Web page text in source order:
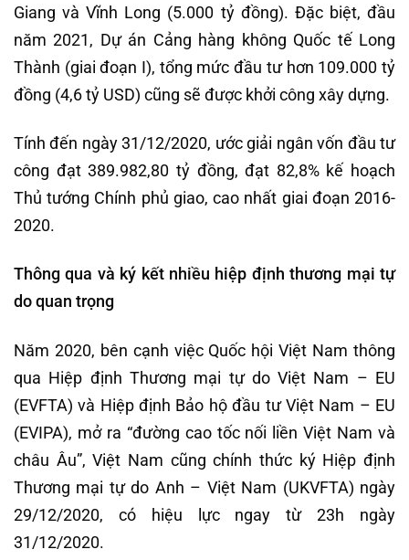
Giang và Vĩnh Long (5.000 tỷ đồng). Đặc biệt, đầu
năm 2021, Dự án Cảng hàng không Quốc tế Long
Thành (giai đoạn I), tổng mức đầu tư hơn 109.000 tỷ
đồng (4,6 tỷ USD) cũng sẽ được khởi công xây dựng.
Tính đến ngày 31/12/2020, ước giải ngân vốn đầu tư
công đạt 389.982,80 tỷ đồng, đạt 82,8% kế hoạch
Thủ tướng Chính phủ giao, cao nhất giai đoạn 2016-
2020.
Thông qua và ký kết nhiều hiệp định thương mại tự
do quan trọng
Năm 2020, bên cạnh việc Quốc hội Việt Nam thông
qua Hiệp định Thương mại tự do Việt Nam – EU
(EVFTA) và Hiệp định Bảo hộ đầu tư Việt Nam – EU
(EVIPA), mở ra “đường cao tốc nối liền Việt Nam và
châu Âu”, Việt Nam cũng chính thức ký Hiệp định
Thương mại tự do Anh – Việt Nam (UKVFTA) ngày
29/12/2020, có hiệu lực ngay từ 23h ngày
31/12/2020.